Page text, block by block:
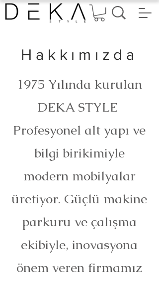
Hakkımızda
1975 Yılında kurulan
DEKA STYLE
Profesyonel alt yapı ve
bilgi birikimiyle
modern mobilyalar
üretiyor. Güçlü makine
parkuru ve çalışma
ekibiyle, inovasyona
önem veren firmamız